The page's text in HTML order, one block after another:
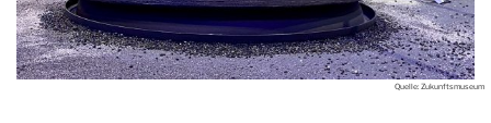
Quelle: Zukunftsmuseum